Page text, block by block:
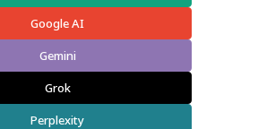
Google AI
Gemini
Grok
Perplexity